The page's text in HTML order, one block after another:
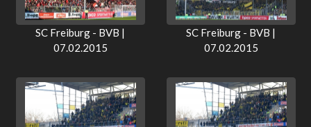
SC Freiburg - BVB |
07.02.2015
SC Freiburg - BVB |
07.02.2015